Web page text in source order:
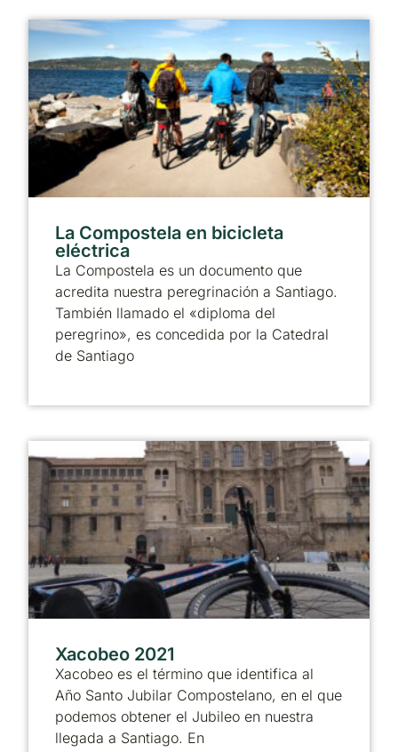
La Compostela en bicicleta
eléctrica
La Compostela es un documento que
acredita nuestra peregrinación a Santiago.
También llamado el «diploma del
peregrino», es concedida por la Catedral
de Santiago
Xacobeo 2021
Xacobeo es el término que identifica al
Año Santo Jubilar Compostelano, en el que
podemos obtener el Jubileo en nuestra
llegada a Santiago. En